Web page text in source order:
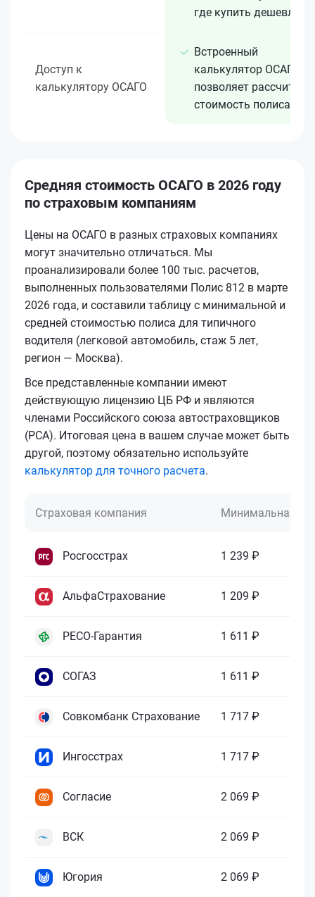
где купить дешевле
Доступ к
калькулятору ОСАГО
Встроенный
калькулятор ОСАГО
позволяет рассчитать
стоимость полиса
Средняя стоимость ОСАГО в 2026 году
по страховым компаниям
Цены на ОСАГО в разных страховых компаниях
могут значительно отличаться. Мы
проанализировали более 100 тыс. расчетов,
выполненных пользователями Полис 812 в марте
2026 года, и составили таблицу с минимальной и
средней стоимостью полиса для типичного
водителя (легковой автомобиль, стаж 5 лет,
регион — Москва).
Все представленные компании имеют
действующую лицензию ЦБ РФ и являются
членами Российского союза автостраховщиков
(РСА). Итоговая цена в вашем случае может быть
другой, поэтому обязательно используйте
калькулятор для точного расчета.
Страховая компания Минимальная
Росгосстрах 1 239 ₽
АльфаСтрахование 1 209 ₽
РЕСО-Гарантия 1 611 ₽
СОГАЗ 1 611 ₽
Совкомбанк Страхование 1 717 ₽
Ингосстрах 1 717 ₽
Согласие 2 069 ₽
ВСК 2 069 ₽
Югория 2 069 ₽